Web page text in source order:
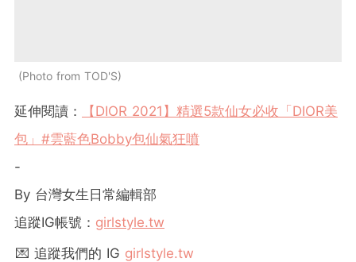
Photo from TOD'S
延伸閱讀：
【DIOR 2021】精選5款仙女必收「DIOR美
包」#雲藍色Bobby包仙氣狂噴
-
By 台灣女生日常編輯部
追蹤IG帳號： girlstyle.tw
💌 追蹤我們的 IG girlstyle.tw